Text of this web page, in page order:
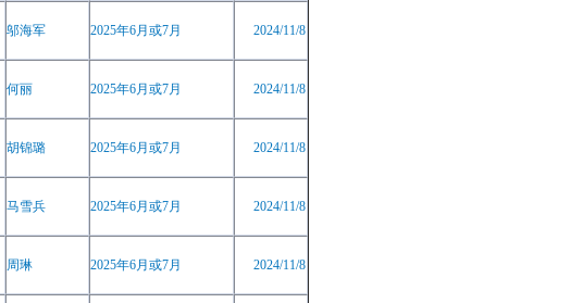
邬海军 2025年6月或7月 2024/11/8
何丽 2025年6月或7月 2024/11/8
胡锦璐 2025年6月或7月 2024/11/8
马雪兵 2025年6月或7月 2024/11/8
周琳 2025年6月或7月 2024/11/8